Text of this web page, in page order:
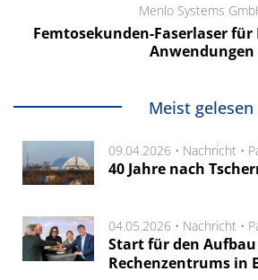
Menlo Systems
Femtosekunden-Faserlaser
Anwendungen
Meist gelesen
09.04.2026 • Nachricht •
40 Jahre nach
04.05.2026 • Nachricht •
Start für den
Rechenzentrums in